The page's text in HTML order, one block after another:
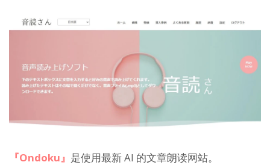
『Ondoku』 是使用最新 AI 的文章朗读网站。